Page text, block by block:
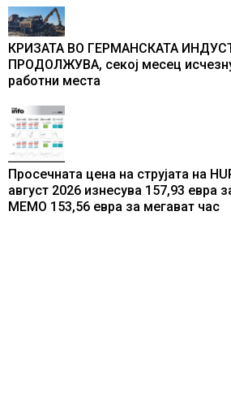
КРИЗАТА ВО ГЕРМАНСКАТА
ПРОДОЛЖУВА, секој месец
работни места
Просечната цена на струјата на
август 2026 изнесува 157,93 евра
МЕМО 153,56 евра за мегават час